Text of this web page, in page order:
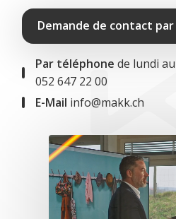
Demande de contact
Par téléphone de lundi
052 647 22 00
E-Mail info@makk.ch